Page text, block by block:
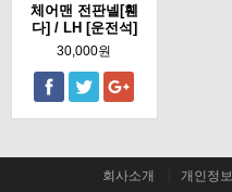
체어맨 전판넬[휀
다] / LH [운전석]
30,000원
회사소개 개인정보